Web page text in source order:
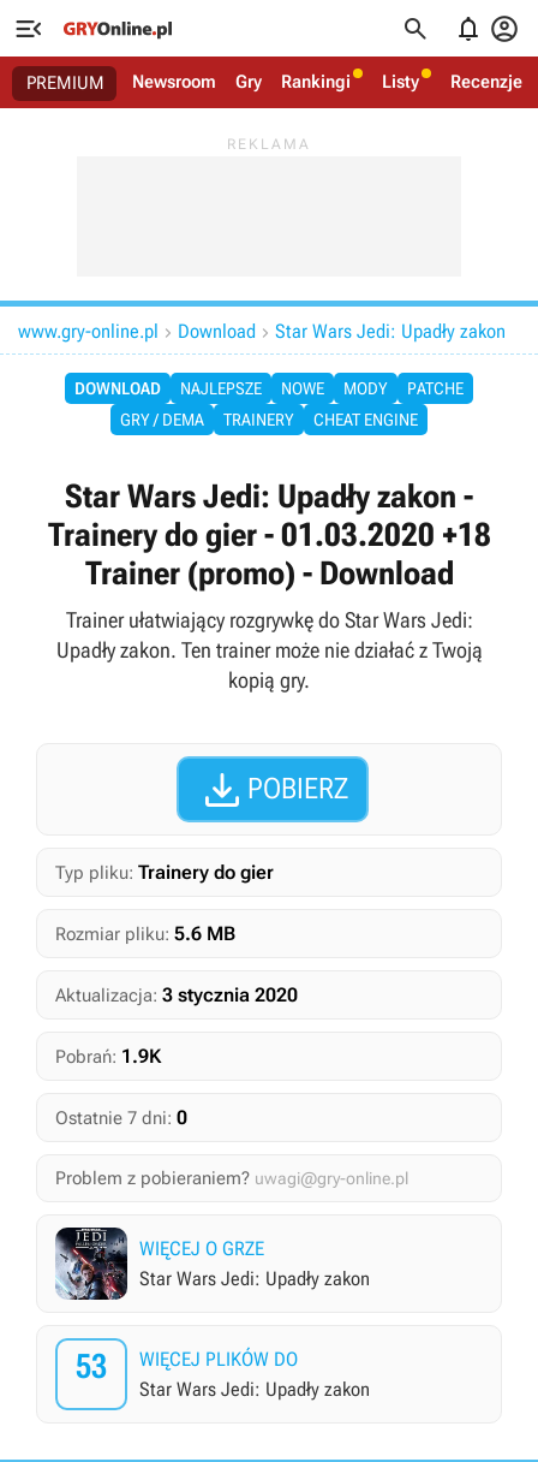
   
PREMIUM Newsroom Gry Rankingi Listy Recenzje
www.gry-online.pl  Download  Star Wars Jedi: Upadły zakon
DOWNLOAD NAJLEPSZE NOWE MODY
PATCHE
GRY / DEMA
TRAINERY CHEAT ENGINE
Star Wars Jedi: Upadły zakon -
Trainery do gier - 01.03.2020 +18
Trainer (promo) - Download
Trainer ułatwiający rozgrywkę do Star Wars Jedi:
Upadły zakon. Ten trainer może nie działać z Twoją
kopią gry.
 POBIERZ
Typ pliku: Trainery do gier
Rozmiar pliku: 5.6 MB
Aktualizacja: 3 stycznia 2020
Pobrań: 1.9K
Ostatnie 7 dni: 0
Problem z pobieraniem? uwagi@gry-online.pl
WIĘCEJ O GRZE
Star Wars Jedi: Upadły zakon
53
WIĘCEJ PLIKÓW DO
Star Wars Jedi: Upadły zakon